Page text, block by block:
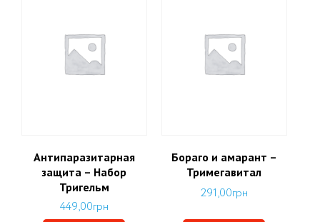
Антипаразитарная
защита – Набор
Тригельм
449,00грн
Бораго и амарант –
Тримегавитал
291,00грн